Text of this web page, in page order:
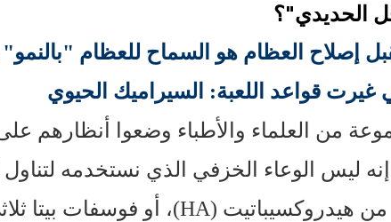
الحديدي"؟
إصلاح العظام هو السماح للعظام
غيرت قواعد اللعبة: السيراميك الحيوي
من العلماء والأطباء وضعوا أنظارهم
ليس الوعاء الخزفي الذي نستخدمه